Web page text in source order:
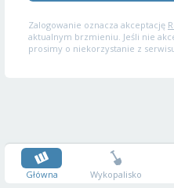
Zalogowanie oznacza akceptację
aktualnym brzmieniu. Jeśli nie
prosimy o niekorzystanie z
Główna Wykopalisko